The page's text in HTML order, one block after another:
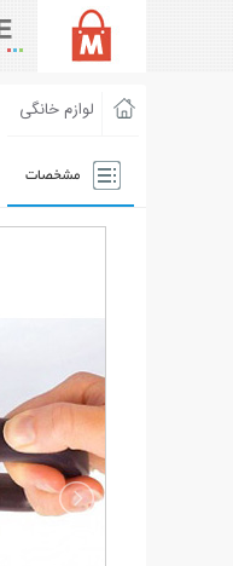
لوازم خانگی
مشخصات